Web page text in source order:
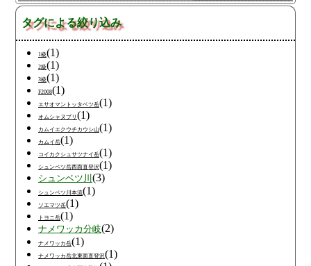
タグによる絞り込み
1級(1)
2級(1)
3級(1)
F2008(1)
エサオマントッタベツ岳(1)
オムシャヌプリ (1)
カムイエクウチカウシ山(1)
カムイ岳(1)
コイカクシュサツナイ岳(1)
シュンベツ岳西面直登沢(1)
シュンベツ川 (3)
シュンベツ川本流(1)
ソエマツ岳(1)
トヨニ岳(1)
ナメワッカ分岐(2)
ナメワッカ岳(1)
ナメワッカ岳北東面直登沢(1)